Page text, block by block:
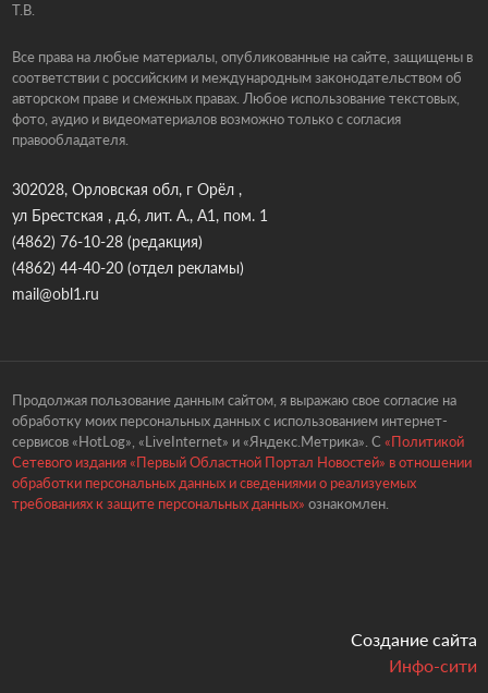
Т.В.
Все права на любые материалы, опубликованные на сайте, защищены в
соответствии с российским и международным законодательством об
авторском праве и смежных правах. Любое использование текстовых,
фото, аудио и видеоматериалов возможно только с согласия
правообладателя.
302028, Орловская обл, г Орёл ,
ул Брестская , д.6, лит. А., А1, пом. 1
(4862) 76-10-28(редакция)
(4862) 44-40-20(отдел рекламы)
mail@obl1.ru
Продолжая пользование данным сайтом, я выражаю свое согласие на
обработку моих персональных данных с использованием интернет-
сервисов «HotLog», «LiveInternet» и «Яндекс.Метрика». С «Политикой
Сетевого издания «Первый Областной Портал Новостей» в отношении
обработки персональных данных и сведениями о реализуемых
требованиях к защите персональных данных» ознакомлен.
Создание сайта
Инфо-сити